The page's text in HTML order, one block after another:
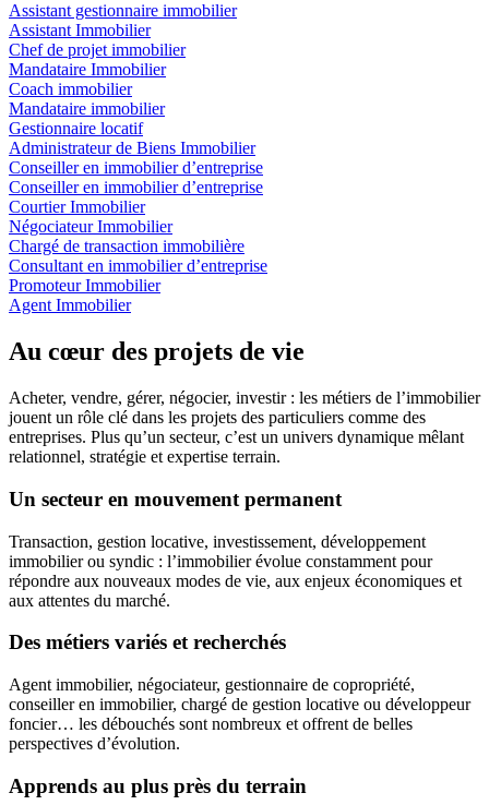
Assistant gestionnaire immobilier
Assistant Immobilier
Chef de projet immobilier
Mandataire Immobilier
Coach immobilier
Mandataire immobilier
Gestionnaire locatif
Administrateur de Biens Immobilier
Conseiller en immobilier d’entreprise
Conseiller en immobilier d’entreprise
Courtier Immobilier
Négociateur Immobilier
Chargé de transaction immobilière
Consultant en immobilier d’entreprise
Promoteur Immobilier
Agent Immobilier
Au cœur des projets de vie
Acheter, vendre, gérer, négocier, investir : les métiers de l’immobilier
jouent un rôle clé dans les projets des particuliers comme des
entreprises. Plus qu’un secteur, c’est un univers dynamique mêlant
relationnel, stratégie et expertise terrain.
Un secteur en mouvement permanent
Transaction, gestion locative, investissement, développement
immobilier ou syndic : l’immobilier évolue constamment pour
répondre aux nouveaux modes de vie, aux enjeux économiques et
aux attentes du marché.
Des métiers variés et recherchés
Agent immobilier, négociateur, gestionnaire de copropriété,
conseiller en immobilier, chargé de gestion locative ou développeur
foncier… les débouchés sont nombreux et offrent de belles
perspectives d’évolution.
Apprends au plus près du terrain